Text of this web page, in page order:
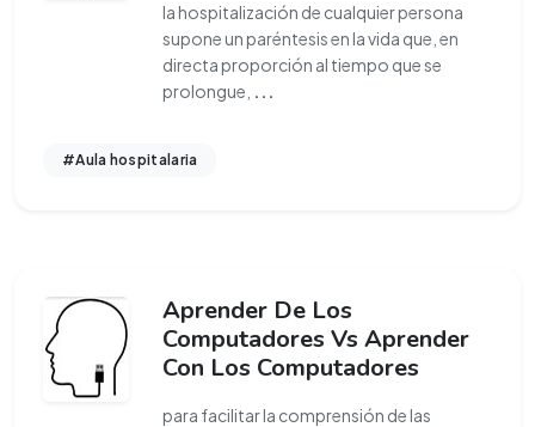
la hospitalización de cualquier persona
supone un paréntesis en la vida que, en
directa proporción al tiempo que se
prolongue, ...
#Aula hospitalaria
Aprender De Los
Computadores Vs Aprender
Con Los Computadores
para facilitar la comprensión de las